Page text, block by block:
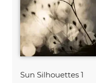
Sun Silhouettes 1